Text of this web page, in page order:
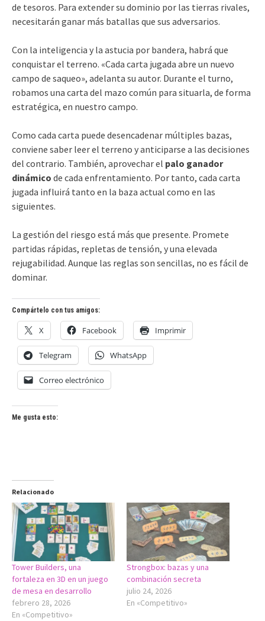
de tesoros. Para extender su dominio por las tierras rivales,
necesitarán ganar más batallas que sus adversarios.
Con la inteligencia y la astucia por bandera, habrá que
conquistar el terreno. «Cada carta jugada abre un nuevo
campo de saqueo», adelanta su autor. Durante el turno,
robamos una carta del mazo común para situarla, de forma
estratégica, en nuestro campo.
Como cada carta puede desencadenar múltiples bazas,
conviene saber leer el terreno y anticiparse a las decisiones
del contrario. También, aprovechar el palo ganador
dinámico de cada enfrentamiento. Por tanto, cada carta
jugada influirá tanto en la baza actual como en las
siguientes.
La gestión del riesgo está más que presente. Promete
partidas rápidas, repletas de tensión, y una elevada
rejugabilidad. Aunque las reglas son sencillas, no es fácil de
dominar.
Compártelo con tus amigos:
X Facebook Imprimir
Telegram WhatsApp
Correo electrónico
Me gusta esto:
Relacionado
Tower Builders, una
fortaleza en 3D en un juego
de mesa en desarrollo
febrero 28, 2026
En «Competitivo»
Strongbox: bazas y una
combinación secreta
julio 24, 2026
En «Competitivo»